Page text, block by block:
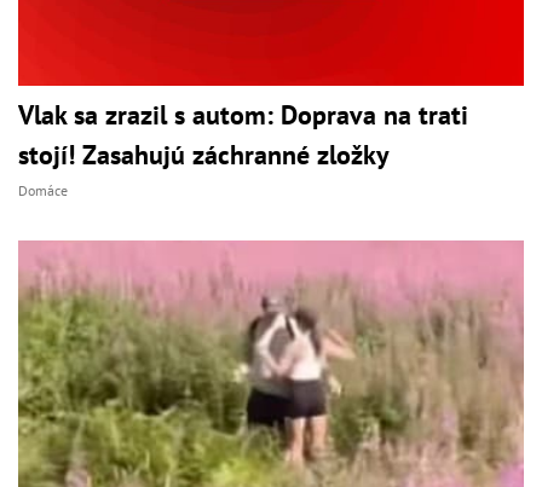
Vlak sa zrazil s autom: Doprava na trati
stojí! Zasahujú záchranné zložky
Domáce